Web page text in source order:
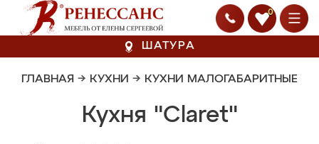
0
ШАТУРА
ГЛАВНАЯ → КУХНИ → КУХНИ МАЛОГАБАРИТНЫЕ
Кухня "Claret"